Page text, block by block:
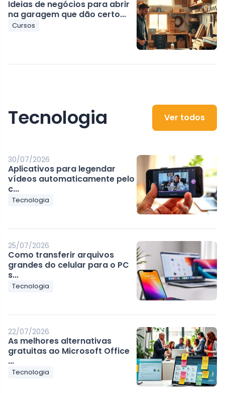
Ideias de negócios para abrir
na garagem que dão certo...
Cursos
Tecnologia Ver todos
30/07/2026
Aplicativos para legendar
vídeos automaticamente pelo
c...
Tecnologia
25/07/2026
Como transferir arquivos
grandes do celular para o PC
s...
Tecnologia
22/07/2026
As melhores alternativas
gratuitas ao Microsoft Office
...
Tecnologia